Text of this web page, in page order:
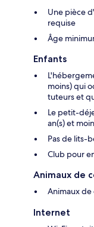
Une pièce
requise
Âge
Enfants
moins) qui
tuteurs et
Le petit-
an(s) et
Pas de lits-
Club pour
Animaux de
Animaux de
Internet